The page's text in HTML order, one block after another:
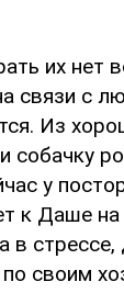
их нет
связи с
Из
собачку
у
к Даше на
в стрессе,
по своим